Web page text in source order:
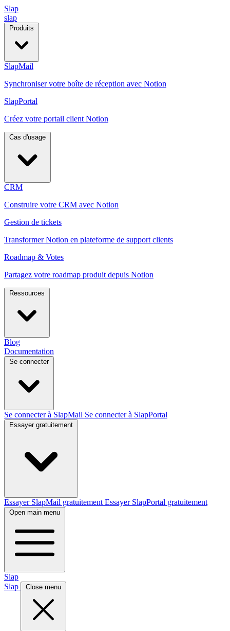
Slap
slap
Produits
SlapMail
Synchroniser votre boîte de réception avec Notion
SlapPortal
Créez votre portail client Notion
Cas d'usage
CRM
Construire votre CRM avec Notion
Gestion de tickets
Transformer Notion en plateforme de support clients
Roadmap & Votes
Partagez votre roadmap produit depuis Notion
Ressources
Blog
Documentation
Se connecter
Se connecter à SlapMail Se connecter à SlapPortal
Essayer gratuitement
Essayer SlapMail gratuitement Essayer SlapPortal gratuitement
Open main menu
Slap
Slap
Close menu